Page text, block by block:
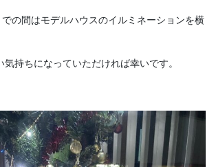
の間はモデルハウスのイルミネーションを横
持ちになっていただければ幸いです。